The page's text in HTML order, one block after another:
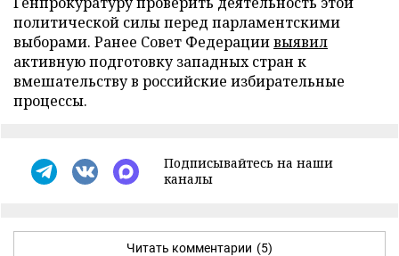
политической силы перед парламентскими
выборами. Ранее Совет Федерациивыявил
активную подготовку западных стран к
вмешательству в российские избирательные
процессы.
Подписывайтесь на наши
каналы
Читать комментарии (5)